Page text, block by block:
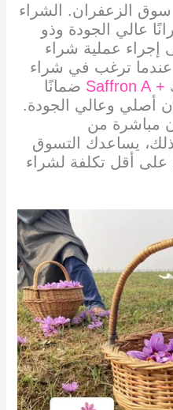
الزعفران. الشراء
عالي الجودة وذو
إجراء عملية شراء
عندما ترغب في شراء
+ Saffron A
ضمانًا
أصلي وعالي الجودة.
مباشرة من
ذلك، يساعدك التسوق
على أقل تكلفة لشراء